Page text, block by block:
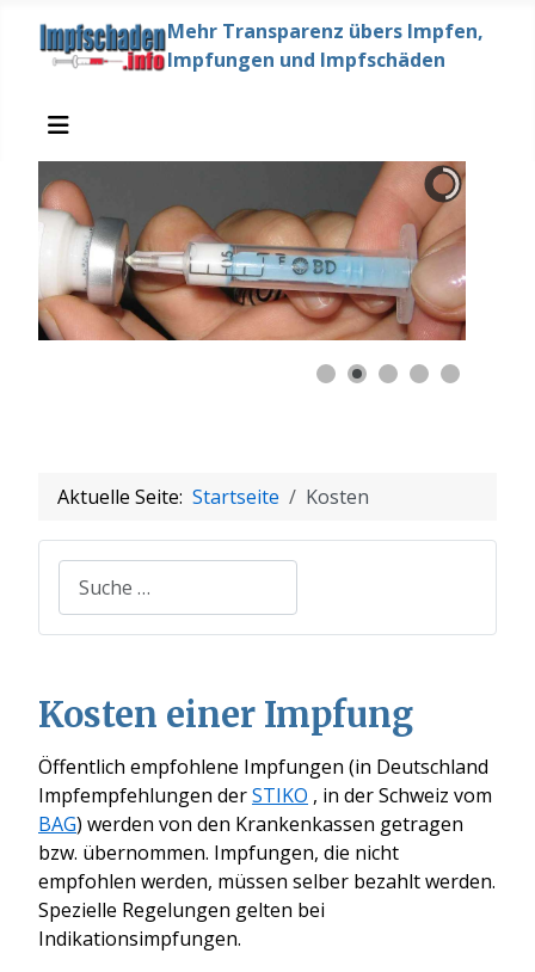
Mehr Transparenz übers Impfen,
Impfungen und Impfschäden
Aktuelle Seite: Startseite Kosten
Suchen
Kosten einer Impfung
Öffentlich empfohlene Impfungen (in Deutschland
Impfempfehlungen derSTIKO , in der Schweiz vom
BAG) werden von den Krankenkassen getragen
bzw. übernommen. Impfungen, die nicht
empfohlen werden, müssen selber bezahlt werden.
Spezielle Regelungen gelten bei
Indikationsimpfungen.